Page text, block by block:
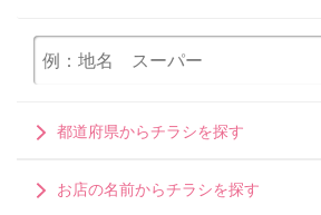
都道府県からチラシを探す
お店の名前からチラシを探す